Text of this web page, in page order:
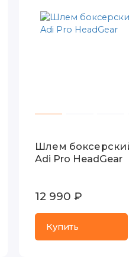
Шлем
Adi Pro HeadGear
12 990 ₽
Купить